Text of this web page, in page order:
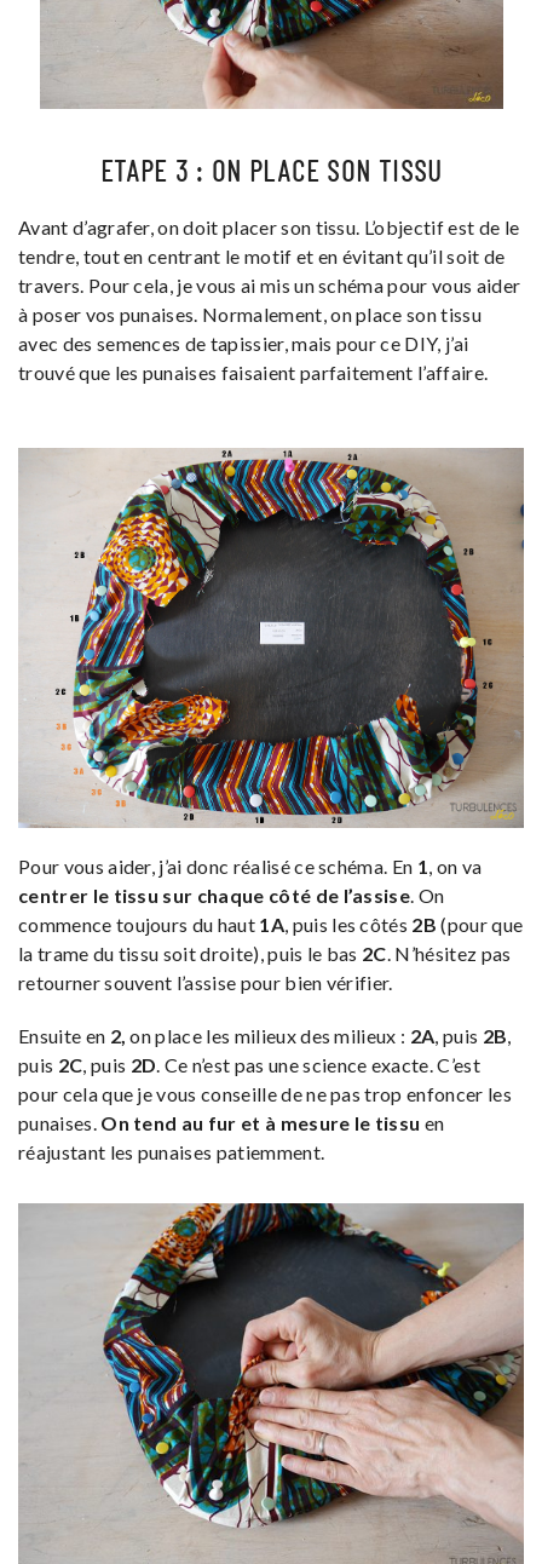
ETAPE 3 : ON PLACE SON TISSU
Avant d’agrafer, on doit placer son tissu. L’objectif est de le
tendre, tout en centrant le motif et en évitant qu’il soit de
travers. Pour cela, je vous ai mis un schéma pour vous aider
à poser vos punaises. Normalement, on place son tissu
avec des semences de tapissier, mais pour ce DIY, j’ai
trouvé que les punaises faisaient parfaitement l’affaire.
Pour vous aider, j’ai donc réalisé ce schéma. En 1, on va
centrer le tissu sur chaque côté de l’assise. On
commence toujours du haut 1A, puis les côtés 2B (pour que
la trame du tissu soit droite), puis le bas 2C. N’hésitez pas
retourner souvent l’assise pour bien vérifier.
Ensuite en 2, on place les milieux des milieux : 2A, puis 2B,
puis 2C, puis 2D. Ce n’est pas une science exacte. C’est
pour cela que je vous conseille de ne pas trop enfoncer les
punaises. On tend au fur et à mesure le tissu en
réajustant les punaises patiemment.